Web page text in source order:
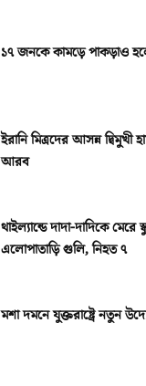
১৭ জনকে কামড়ে পাকড়াও
ইরানি মিত্রদের আসন্ন
আরব
থাইল্যান্ডে দাদা-দাদিকে মেরে
এলোপাতাড়ি গুলি, নিহত ৭
মশা দমনে যুক্তরাষ্ট্রে নতুন